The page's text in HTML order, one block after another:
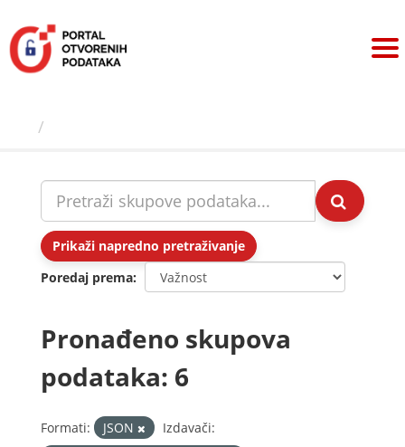
sadržaj
Prikaži napredno pretraživanje
Poredaj prema
Pronađeno skupova
podataka: 6
Formati: JSON
Izdavači: